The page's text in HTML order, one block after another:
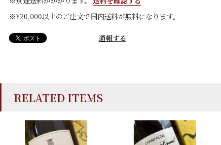
※¥20,000以上のご注文で国内送料が無料になります。
通報する
RELATED ITEMS